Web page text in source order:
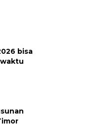
bisa